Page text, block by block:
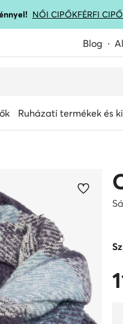
NŐI CIPŐKFÉRFI
Blog
Ruházati termékek és